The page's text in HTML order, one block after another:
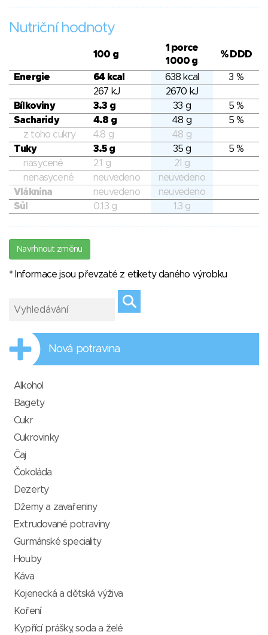
Nutriční hodnoty
100 g
1 porce
1000 g
% DDD
Energie 64 kcal 638 kcal
3 %
267 kJ
2670 kJ
Bílkoviny
3.3 g 33 g
5 %
Sacharidy
4.8 g 48 g
5 %
z toho cukry
4.8 g
48 g
Tuky
3.5 g 35 g
5 %
nasycené
2.1 g
21 g
nenasycené
neuvedeno
neuvedeno
Vláknina
neuvedeno
neuvedeno
Sůl
0.13 g 1.3 g
Navrhnout změnu
* Informace jsou převzaté z etikety daného výrobku
Nová potravina
Alkohol
Bagety
Cukr
Cukrovinky
Čaj
Čokoláda
Dezerty
Džemy a zavařeniny
Extrudované potraviny
Gurmánské speciality
Houby
Káva
Kojenecká a dětská výživa
Koření
Kypřící prášky, soda a želé